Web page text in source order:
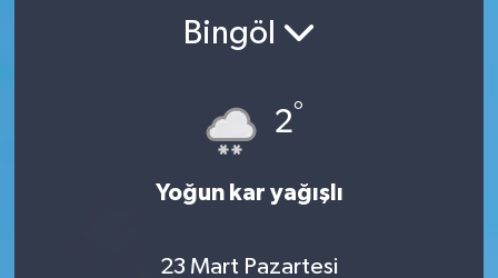
Bingöl
2°
Yoğun kar yağışlı
23 Mart Pazartesi